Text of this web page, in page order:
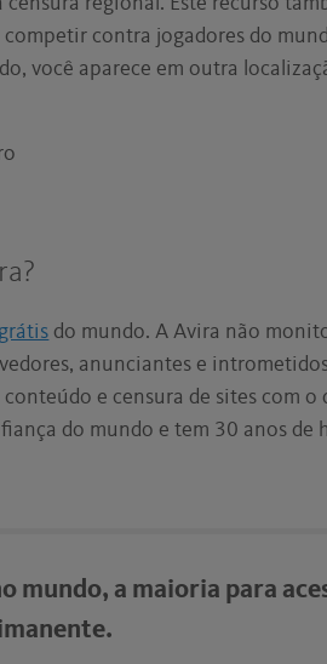
competir contra jogadores do
você aparece em outra
do mundo. A Avira não
anunciantes e
e censura de sites com o
do mundo e tem 30 anos de
mundo, a maioria para